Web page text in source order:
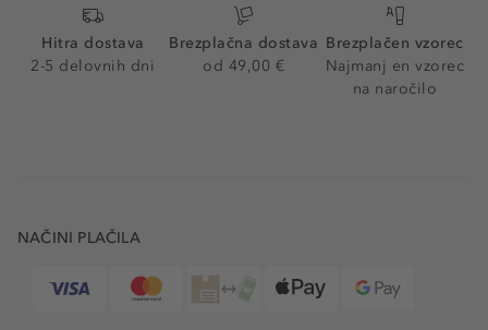
Hitra dostava
2-5 delovnih dni
Brezplačna dostava
od 49,00 €
Brezplačen vzorec
Najmanj en vzorec
na naročilo
NAČINI PLAČILA